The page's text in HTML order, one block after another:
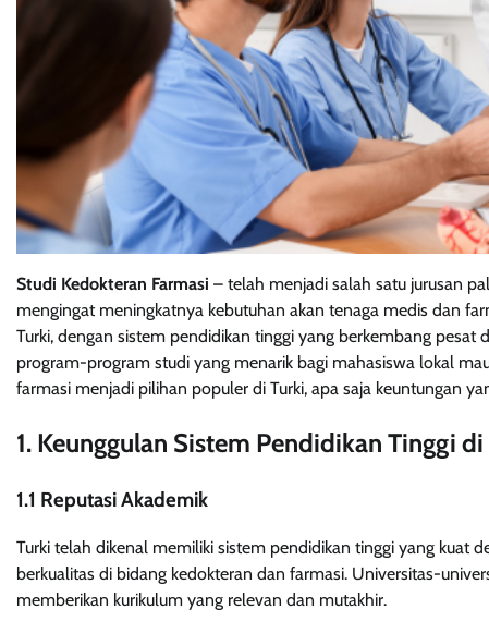
Studi Kedokteran Farmasi – telah menjadi salah satu jurusan
mengingat meningkatnya kebutuhan akan tenaga medis dan
Turki, dengan sistem pendidikan tinggi yang berkembang pesat
program-program studi yang menarik bagi mahasiswa lokal
farmasi menjadi pilihan populer di Turki, apa saja keuntungan
1. Keunggulan Sistem Pendidikan Tinggi di
1.1 Reputasi Akademik
Turki telah dikenal memiliki sistem pendidikan tinggi yang kuat
berkualitas di bidang kedokteran dan farmasi. Universitas-
memberikan kurikulum yang relevan dan mutakhir.